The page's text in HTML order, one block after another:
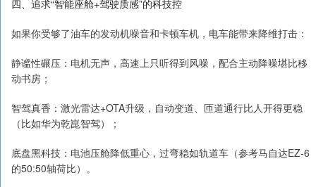
四、追求“智能座舱+驾驶质感”的科技控
如果你受够了油车的发动机噪音和卡顿车机，电车能带来降维打击：
静谧性碾压：电机无声，高速上只听得到风噪，配合主动降噪堪比移
动书房；
智驾真香：激光雷达+OTA升级，自动变道、匝道通行比人开得更稳
（比如华为乾崑智驾）；
底盘黑科技：电池压舱降低重心，过弯稳如轨道车（参考马自达EZ-6
的50:50轴荷比）。